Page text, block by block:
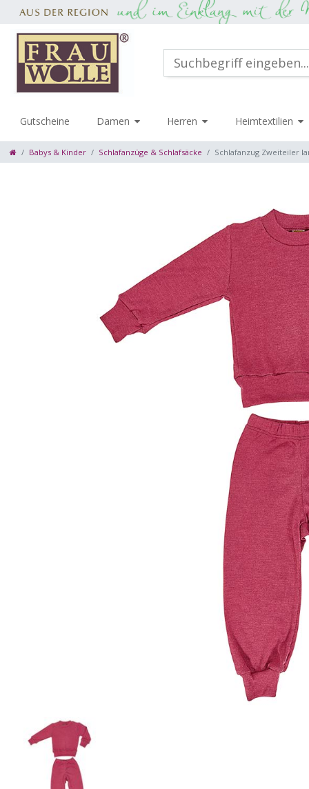
Gutscheine Damen Herren Heimtextilien
Babys & Kinder Schlafanzüge & Schlafsäcke Schlafanzug Zweiteiler